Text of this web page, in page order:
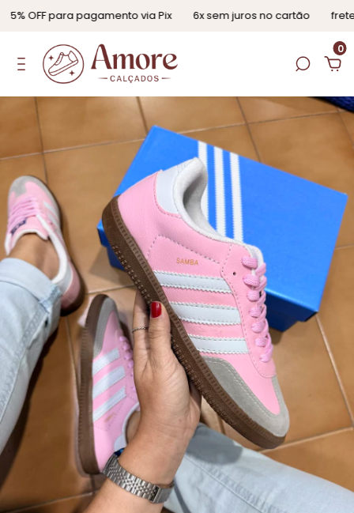
0
OFF para pagamento via Pix 6x sem juros no cartão frete